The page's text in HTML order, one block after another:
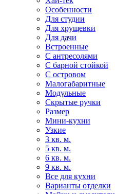
Особенности
Для студии
Для хрущевки
Для дачи
Встроенные
С антресолями
С барной стойкой
С островом
Малогабаритные
Модульные
Скрытые ручки
Размер
Мини-кухни
Узкие
3 кв. м.
5 кв. м.
6 кв. м.
9 кв. м.
Все для кухни
Варианты отделки